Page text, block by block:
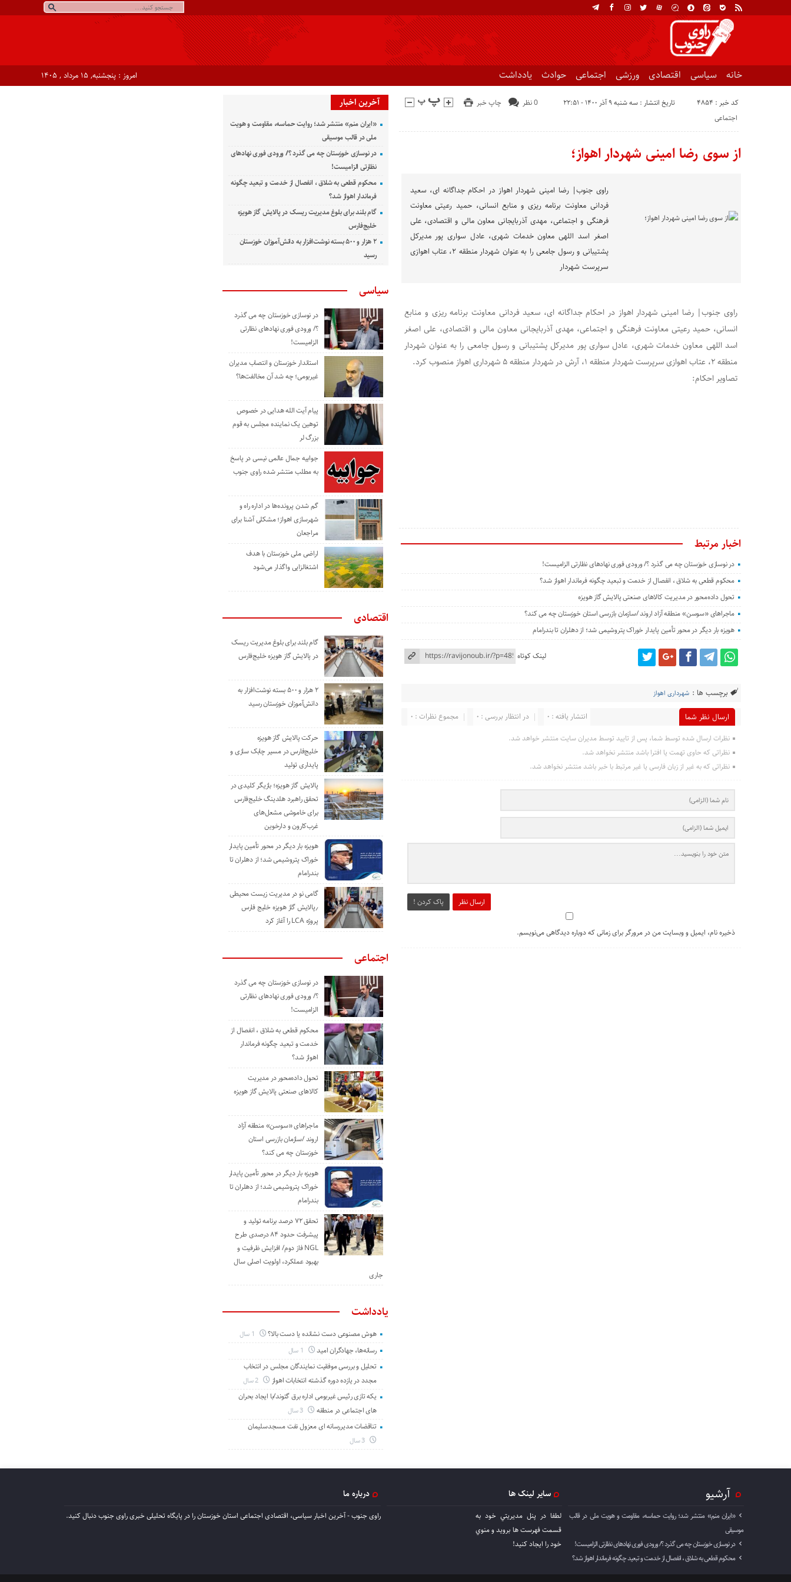
خانه سیاسی اقتصادی ورزشی اجتماعی حوادث یادداشت امروز : پنجشنبه, ۱۵ مرداد , ۱۴۰۵
کد خبر : 4854 تاریخ انتشار : سه شنبه ۹ آذر ۱۴۰۰ - ۲۲:۵۱ چاپ خبر
0 نظر
اجتماعی
از سوی رضا امینی شهردار اهواز؛
راوی جنوب| رضا امینی شهردار اهواز در احکام جداگانه ای، سعید
فردانی معاونت برنامه ریزی و منابع انسانی، حمید رعیتی معاونت
فرهنگی و اجتماعی، مهدی آذربایجانی معاون مالی و اقتصادی، علی
اصغر اسد اللهی معاون خدمات شهری، عادل سواری پور مدیرکل
پشتیبانی و رسول جامعی را به عنوان شهردار منطقه ۲، عتاب اهوازی
سرپرست شهردار
راوی جنوب| رضا امینی شهردار اهواز در احکام جداگانه ای، سعید فردانی معاونت برنامه ریزی و منابع
انسانی، حمید رعیتی معاونت فرهنگی و اجتماعی، مهدی آذربایجانی معاون مالی و اقتصادی، علی اصغر
اسد اللهی معاون خدمات شهری، عادل سواری پور مدیرکل پشتیبانی و رسول جامعی را به عنوان شهردار
منطقه ۲، عتاب اهوازی سرپرست شهردار منطقه ۱، آرش در شهردار منطقه ۵ شهرداری اهواز منصوب کرد.
تصاویر احکام:
اخبار مرتبط
در نوسازی خوزستان چه می گذرد ؟/ ورودی فوری نهادهای نظارتی الزامیست!
محکوم قطعی به شلاق ، انفصال از خدمت و تبعید چگونه فرماندار اهواز شد؟
تحول داده‌محور در مدیریت کالاهای صنعتی پالایش گاز هویزه
ماجراهای «سوسن» منطقه آزاد اروند /سازمان بازرسی استان خوزستان چه می کند؟
هویزه بار دیگر در محور تأمین پایدار خوراک پتروشیمی شد؛ از دهلران تا بندرامام
لینک کوتاه
برچسب ها : شهرداری اهواز
ارسال نظر شما مجموع نظرات : 0 در انتظار بررسی : 0 انتشار یافته : 0
نظرات ارسال شده توسط شما، پس از تایید توسط مدیران سایت منتشر خواهد شد.
نظراتی که حاوی تهمت یا افترا باشد منتشر نخواهد شد.
نظراتی که به غیر از زبان فارسی یا غیر مرتبط با خبر باشد منتشر نخواهد شد.
ارسال نظر پاک کردن !
ذخیره نام، ایمیل و وبسایت من در مرورگر برای زمانی که دوباره دیدگاهی می‌نویسم.
آخرین اخبار
«ایران منم» منتشر شد؛ روایت حماسه، مقاومت و هویت
ملی در قالب موسیقی
در نوسازی خوزستان چه می گذرد ؟/ ورودی فوری نهادهای
نظارتی الزامیست!
محکوم قطعی به شلاق ، انفصال از خدمت و تبعید چگونه
فرماندار اهواز شد؟
گام بلند برای بلوغ مدیریت ریسک در پالایش گاز هویزه
خلیج‌فارس
۲ هزار و ۵۰۰ بسته نوشت‌افزار به دانش‌آموزان خوزستان
رسید
سیاسی
در نوسازی خوزستان چه می گذرد
؟/ ورودی فوری نهادهای نظارتی
الزامیست!
استاندار خوزستان و انتصاب مدیران
غیربومی؛ چه شد آن مخالفت‌ها؟
پیام آیت الله هدایی در خصوص
توهین یک نماینده مجلس به قوم
بزرگ لر
جوابیه جمال عالمی نیسی در پاسخ
به مطلب منتشر شده راوی جنوب
گم شدن پرونده‌ها در اداره راه و
شهرسازی اهواز؛ مشکلی آشنا برای
مراجعان
اراضی ملی خوزستان با هدف
اشتغالزایی واگذار می‌شود
اقتصادی
گام بلند برای بلوغ مدیریت ریسک
در پالایش گاز هویزه خلیج‌فارس
۲ هزار و ۵۰۰ بسته نوشت‌افزار به
دانش‌آموزان خوزستان رسید
حرکت پالایش گاز هویزه
خلیج‌فارس در مسیر چابک سازی و
پایداری تولید
پالایش گاز هویزه؛ بازیگر کلیدی در
تحقق راهبرد هلدینگ خلیج‌فارس
برای خاموشی مشعل‌های
غرب‌کارون و دارخوین
هویزه بار دیگر در محور تأمین پایدار
خوراک پتروشیمی شد؛ از دهلران تا
بندرامام
گامی نو در مدیریت زیست ‌محیطی
٫پالایش گاز هویزه خلیج ‌فارس
پروژه LCA را آغاز کرد
اجتماعی
در نوسازی خوزستان چه می گذرد
؟/ ورودی فوری نهادهای نظارتی
الزامیست!
محکوم قطعی به شلاق ، انفصال از
خدمت و تبعید چگونه فرماندار
اهواز شد؟
تحول داده‌محور در مدیریت
کالاهای صنعتی پالایش گاز هویزه
ماجراهای «سوسن» منطقه آزاد
اروند /سازمان بازرسی استان
خوزستان چه می کند؟
هویزه بار دیگر در محور تأمین پایدار
خوراک پتروشیمی شد؛ از دهلران تا
بندرامام
تحقق ۷۲ درصد برنامه تولید و
پیشرفت حدود ۸۴ درصدی طرح
NGL فاز دوم/ افزایش ظرفیت و
بهبود عملکرد، اولویت اصلی سال
جاری
یادداشت
هوش مصنوعی دست نشانده یا دست بالا؟
رسانه‌ها، جهادگران امید
تحلیل و بررسی موفقیت نمایندگان مجلس در انتخاب
مجدد در یازده دوره گذشته انتخابات اهواز
یکه تازی رئیس غیربومی اداره برق گتوند/با ایجاد بحران
های اجتماعی در منطقه
تناقضات مدیررسانه ای معزول نفت مسجدسلیمان
آرشیو
«ایران منم» منتشر شد؛ روایت حماسه، مقاومت و هویت ملی در قالب
موسیقی
در نوسازی خوزستان چه می گذرد ؟/ ورودی فوری نهادهای نظارتی الزامیست!
محکوم قطعی به شلاق ، انفصال از خدمت و تبعید چگونه فرماندار اهواز شد؟
سایر لینک ها
لطفا در پنل مديريتي خود به
قسمت فهرست ها برويد و منوي
خود را ايجاد كنيد!
درباره ما
راوی جنوب - آخرین اخبار سیاسی، اقتصادی اجتماعی استان خوزستان را در پایگاه تحلیلی خبری راوی جنوب دنبال کنید.